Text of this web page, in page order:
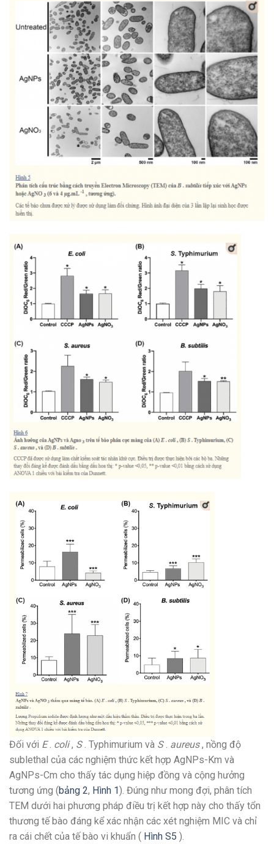
Đối với E. coli, S. Typhimurium và S. aureus, nồng độ
sublethal của các nghiệm thức kết hợp AgNPs-Km và
AgNPs-Cm cho thấy tác dụng hiệp đồng và cộng hưởng
tương ứng (bảng 2, Hình 1). Đúng như mong đợi, phân tích
TEM dưới hai phương pháp điều trị kết hợp này cho thấy tổn
thương tế bào đáng kể xác nhận các xét nghiệm MIC và chỉ
ra cái chết của tế bào vi khuẩn ( Hình S5 ).